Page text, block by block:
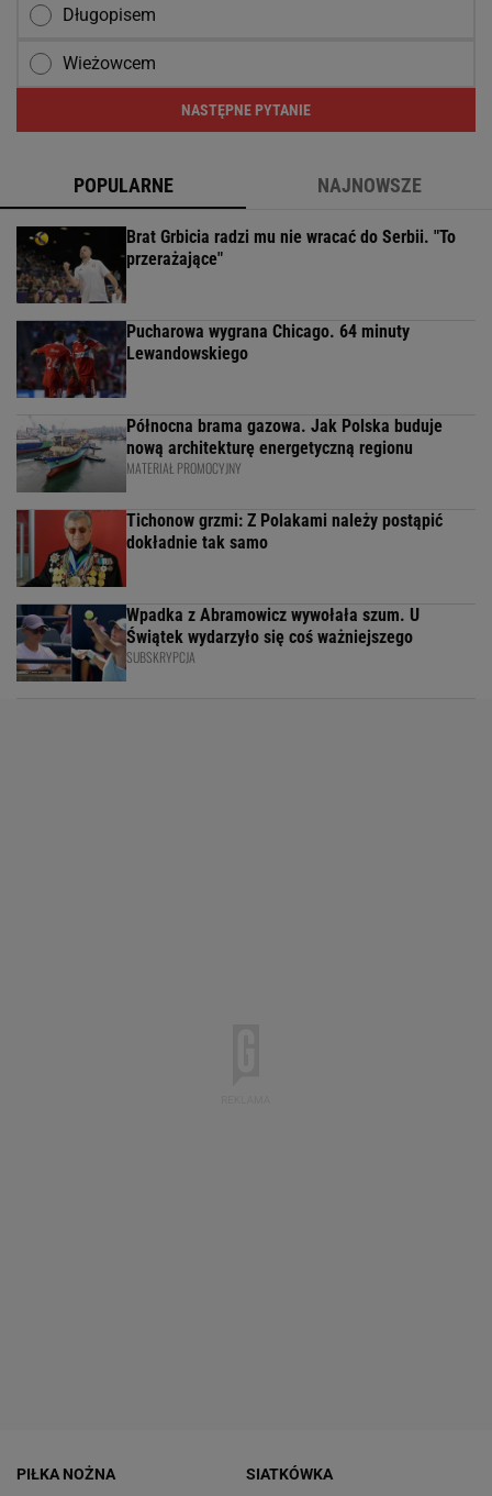
Długopisem
Wieżowcem
NASTĘPNE PYTANIE
POPULARNE NAJNOWSZE
Brat Grbicia radzi mu nie wracać do Serbii. "To
przerażające"
Pucharowa wygrana Chicago. 64 minuty
Lewandowskiego
Północna brama gazowa. Jak Polska buduje
nową architekturę energetyczną regionu
MATERIAŁ PROMOCYJNY
Tichonow grzmi: Z Polakami należy postąpić
dokładnie tak samo
Wpadka z Abramowicz wywołała szum. U
Świątek wydarzyło się coś ważniejszego
SUBSKRYPCJA
PIŁKA NOŻNA SIATKÓWKA